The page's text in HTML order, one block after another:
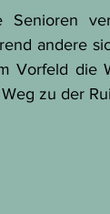
Senioren
andere
Vorfeld die
zu der